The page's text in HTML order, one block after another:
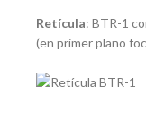
Retícula: BTR-1
(en primer plano